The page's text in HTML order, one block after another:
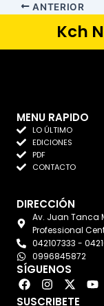
ANTERIOR
Kch
MENU RAPIDO
LO ÚLTIMO
EDICIONES
PDF
CONTACTO
DIRECCIÓN
Av. Juan Tanca
Professional
042107333 -
0996845872
SÍGUENOS
F
a
I
n
X
-
Y
o
SUSCRIBETE